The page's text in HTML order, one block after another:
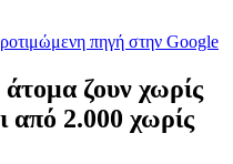
πηγή στην Google
ζουν χωρίς
από 2.000 χωρίς